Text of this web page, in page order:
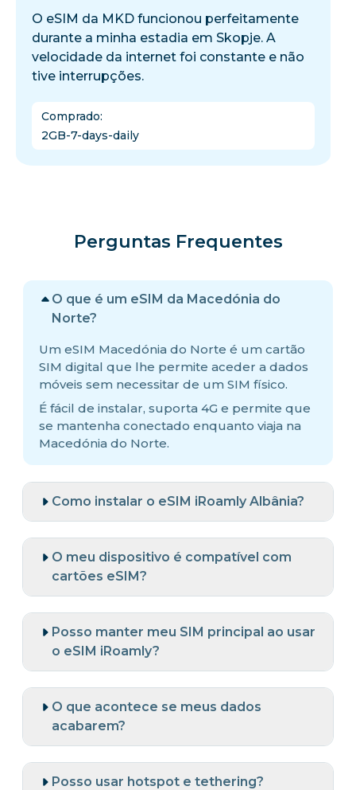
O eSIM da MKD funcionou perfeitamente
durante a minha estadia em Skopje. A
velocidade da internet foi constante e não
tive interrupções.
Comprado:
2GB-7-days-daily
Perguntas Frequentes
O que é um eSIM da Macedónia do
Norte?
Um eSIM Macedónia do Norte é um cartão
SIM digital que lhe permite aceder a dados
móveis sem necessitar de um SIM físico.
É fácil de instalar, suporta 4G e permite que
se mantenha conectado enquanto viaja na
Macedónia do Norte.
Como instalar o eSIM iRoamly Albânia?
O meu dispositivo é compatível com
cartões eSIM?
Posso manter meu SIM principal ao usar
o eSIM iRoamly?
O que acontece se meus dados
acabarem?
Posso usar hotspot e tethering?